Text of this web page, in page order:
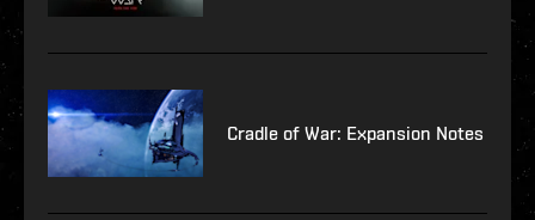
Cradle of War: Expansion Notes